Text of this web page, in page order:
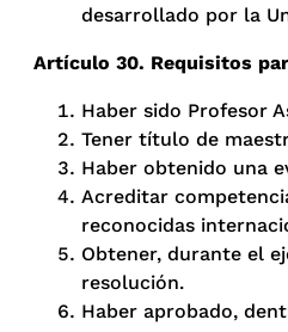
desarrollado por la
Artículo 30. Requisitos
Haber sido Profesor
Tener título de
Haber obtenido una
Acreditar
reconocidas
Obtener, durante el
resolución.
Haber aprobado,